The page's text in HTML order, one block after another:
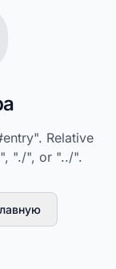
Relative
"./", or "../".